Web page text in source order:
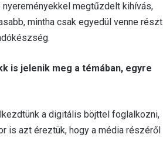
megtűzdelt kihívás,
mintha csak egyedül venne részt
is jelenik meg a témában, egyre
a digitális böjttel foglalkozni,
is azt éreztük, hogy a média részéről